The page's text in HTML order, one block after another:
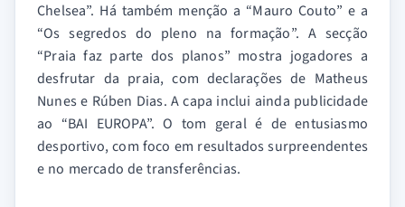
Chelsea”. Há também menção a “Mauro Couto” e a
“Os segredos do pleno na formação”. A secção
“Praia faz parte dos planos” mostra jogadores a
desfrutar da praia, com declarações de Matheus
Nunes e Rúben Dias. A capa inclui ainda publicidade
ao “BAI EUROPA”. O tom geral é de entusiasmo
desportivo, com foco em resultados surpreendentes
e no mercado de transferências.